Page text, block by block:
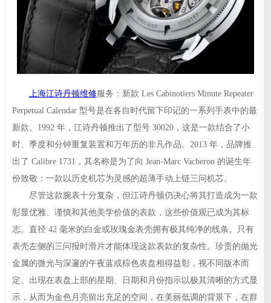
上海江诗丹顿维修服务：新款 Les Cabinotiers Minute Repeater
Perpetual Calendar 型号是在各自时代留下印记的一系列手表中的最
新款。1992 年，江诗丹顿推出了型号 30020，这是一款结合了小
时、季度和分钟重复装置和万年历的非凡作品。2013 年，品牌推
出了 Calibre 1731，其名称是为了向 Jean-Marc Vacheron 的诞生年
份致敬：一款以历史机芯为灵感的超薄手动上链三问机芯。
尽管这款腕表十分复杂，但江诗丹顿仍决心将其打造成为一款
彰显优雅、谨慎和其他美学价值的表款，这些价值观已成为其标
志。直径 42 毫米的白金或玫瑰金表壳拥有极其纯净的线条。只有
表壳左侧的三问报时滑片才能体现这款表款的复杂性。珍贵的抛光
金属的微光与深邃的午夜蓝或棕色表盘相得益彰，视不同版本而
定。出现在表盘上部的星期、日期和月份指示以极其清晰的方式显
示，从而为金色月亮留出充足的空间，在美丽低调的背景下，在群